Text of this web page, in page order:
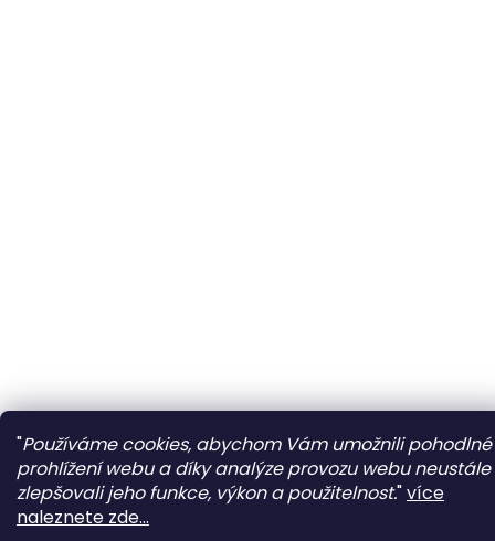
"Používáme cookies, abychom Vám umožnili pohodlné
prohlížení webu a díky analýze provozu webu neustále
zlepšovali jeho funkce, výkon a použitelnost."více
naleznete zde...